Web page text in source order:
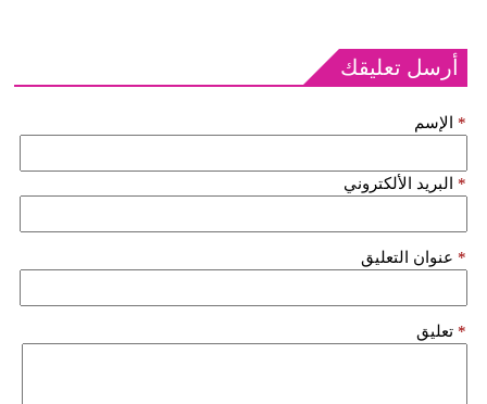
أرسل تعليقك
الإسم *
البريد الألكتروني *
عنوان التعليق *
تعليق *